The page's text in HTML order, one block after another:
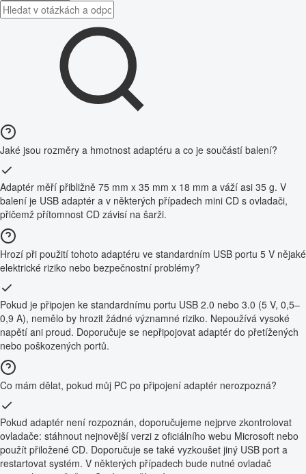
Jaké jsou rozměry a hmotnost adaptéru a co je součástí balení?
Adaptér měří přibližně 75 mm x 35 mm x 18 mm a váží asi 35 g. V
balení je USB adaptér a v některých případech mini CD s ovladači,
přičemž přítomnost CD závisí na šarži.
Hrozí při použití tohoto adaptéru ve standardním USB portu 5 V nějaké
elektrické riziko nebo bezpečnostní problémy?
Pokud je připojen ke standardnímu portu USB 2.0 nebo 3.0 (5 V, 0,5–
0,9 A), nemělo by hrozit žádné významné riziko. Nepoužívá vysoké
napětí ani proud. Doporučuje se nepřipojovat adaptér do přetížených
nebo poškozených portů.
Co mám dělat, pokud můj PC po připojení adaptér nerozpozná?
Pokud adaptér není rozpoznán, doporučujeme nejprve zkontrolovat
ovladače: stáhnout nejnovější verzi z oficiálního webu Microsoft nebo
použít přiložené CD. Doporučuje se také vyzkoušet jiný USB port a
restartovat systém. V některých případech bude nutné ovladač